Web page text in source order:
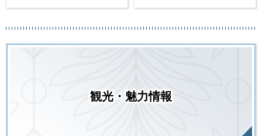
観光・魅力情報